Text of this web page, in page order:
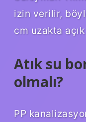
izin verilir,
cm uzakta
Atık su
olmalı?
PP